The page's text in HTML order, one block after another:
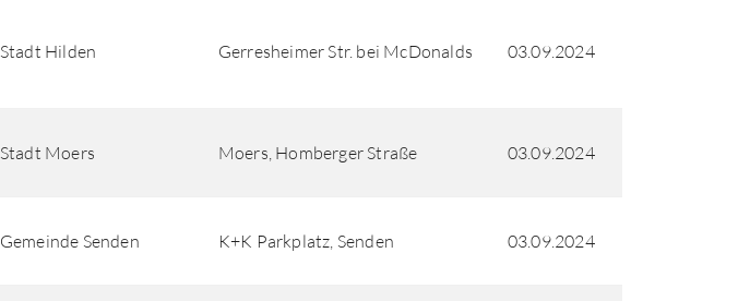
Stadt Hilden Gerresheimer Str. bei McDonalds 03.09.2024
Stadt Moers Moers, Homberger Straße 03.09.2024
Gemeinde Senden K+K Parkplatz, Senden 03.09.2024